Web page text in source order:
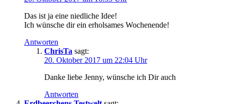
Das ist ja eine niedliche Idee!
Ich wünsche dir ein erholsames Wochenende!
Antworten
ChrisTa sagt:
20. Oktober 2017 um 22:04 Uhr
Danke liebe Jenny, wünsche ich Dir auch
Antworten